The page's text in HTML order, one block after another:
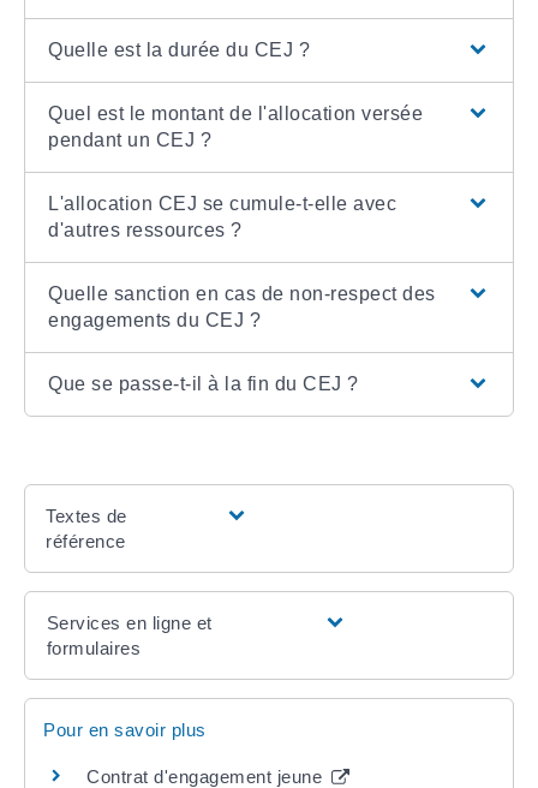
Quelle est la durée du CEJ ?
Quel est le montant de l'allocation versée
pendant un CEJ ?
L'allocation CEJ se cumule-t-elle avec
d'autres ressources ?
Quelle sanction en cas de non-respect des
engagements du CEJ ?
Que se passe-t-il à la fin du CEJ ?
Textes de
référence
Services en ligne et
formulaires
Pour en savoir plus
Contrat d'engagement jeune